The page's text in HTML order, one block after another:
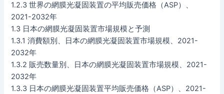
1.2.3 世界の網膜光凝固装置の平均販売価格（ASP）、
2021-2032年
1.3 日本の網膜光凝固装置市場規模と予測
1.3.1 消費額別、日本の網膜光凝固装置市場規模、2021-
2032年
1.3.2 販売数量別、日本の網膜光凝固装置市場規模、2021-
2032年
1.3.3 日本の網膜光凝固装置平均販売価格（ASP）、2021-